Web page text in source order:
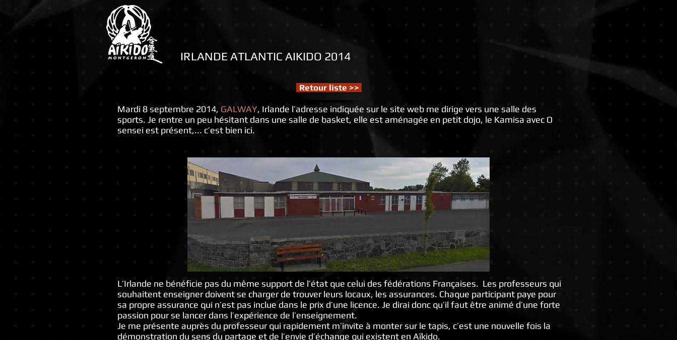
IRLANDE ATLANTIC AIKIDO 2014
Retour liste >>
Mardi 8 septembre 2014, GALWAY, Irlande l’adresse indiquée sur le site web me dirige vers une salle des
sports. Je rentre un peu hésitant dans une salle de basket, elle est aménagée en petit dojo, le Kamisa avec O
sensei est présent,... c’est bien ici.
L’Irlande ne bénéficie pas du même support de l’état que celui des fédérations Françaises. Les professeurs qui
souhaitent enseigner doivent se charger de trouver leurs locaux, les assurances. Chaque participant paye pour
sa propre assurance qui n’est pas inclue dans le prix d’une licence. Je dirai donc qu’il faut être animé d’une forte
passion pour se lancer dans l’expérience de l’enseignement.
Je me présente auprès du professeur qui rapidement m’invite à monter sur le tapis, c’est une nouvelle fois la
démonstration du sens du partage et de l’envie d’échange qui existent en Aïkido.